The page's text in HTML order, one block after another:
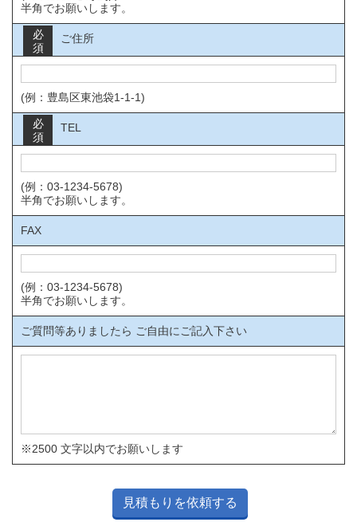
半角でお願いします。
ご住所
必
須
(例：豊島区東池袋1-1-1)
TEL
必
須
(例：03-1234-5678)
半角でお願いします。
FAX
(例：03-1234-5678)
半角でお願いします。
ご質問等ありましたら ご自由にご記入下さい
※2500 文字以内でお願いします